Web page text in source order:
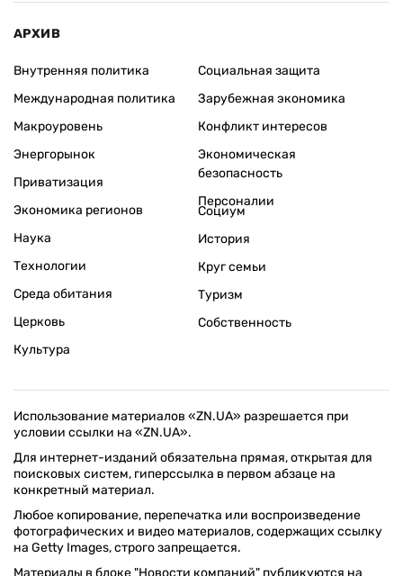
АРХИВ
Внутренняя политика
Международная политика
Макроуровень
Энергорынок
Приватизация
Экономика регионов
Социальная защита
Зарубежная экономика
Конфликт интересов
Экономическая
безопасность
Персоналии
Наука
Технологии
Среда обитания
Церковь
Культура
Социум
История
Круг семьи
Туризм
Собственность
Использование материалов «ZN.UA» разрешается при
условии ссылки на «ZN.UA».
Для интернет-изданий обязательна прямая, открытая для
поисковых систем, гиперссылка в первом абзаце на
конкретный материал.
Любое копирование, перепечатка или воспроизведение
фотографических и видео материалов, содержащих ссылку
на Getty Images, строго запрещается.
Материалы в блоке "Новости компаний" публикуются на